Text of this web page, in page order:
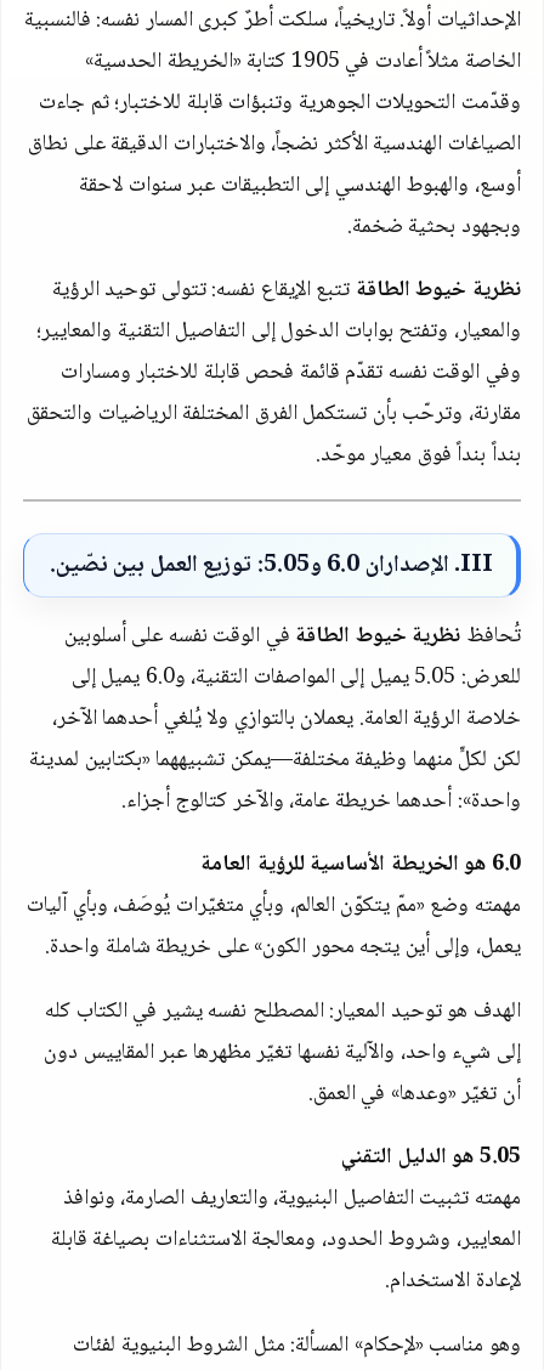
الإحداثيات أولاً. تاريخياً، سلكت أطرٌ كبرى المسار نفسه: فالنسبية
الخاصة مثلاً أعادت في 1905 كتابة «الخريطة الحدسية»
وقدّمت التحويلات الجوهرية وتنبؤات قابلة للاختبار؛ ثم جاءت
الصياغات الهندسية الأكثر نضجاً، والاختبارات الدقيقة على نطاق
أوسع، والهبوط الهندسي إلى التطبيقات عبر سنوات لاحقة
وبجهود بحثية ضخمة.
نظرية خيوط الطاقة تتبع الإيقاع نفسه: تتولى توحيد الرؤية
والمعيار، وتفتح بوابات الدخول إلى التفاصيل التقنية والمعايير؛
وفي الوقت نفسه تقدّم قائمة فحص قابلة للاختبار ومسارات
مقارنة، وترحّب بأن تستكمل الفرق المختلفة الرياضيات والتحقق
بنداً بنداً فوق معيار موحّد.
III. الإصداران6.0و5.05: توزيع العمل بين نصّين.
تُحافظ نظرية خيوط الطاقة في الوقت نفسه على أسلوبين
للعرض: 5.05يميل إلى المواصفات التقنية، و6.0 يميل إلى
خلاصة الرؤية العامة. يعملان بالتوازي ولا يُلغي أحدهما الآخر،
لكن لكلٍّ منهما وظيفة مختلفة—يمكن تشبيههما «بكتابين لمدينة
واحدة»: أحدهما خريطة عامة، والآخر كتالوج أجزاء.
6.0 هو الخريطة الأساسية للرؤية العامة
مهمته وضع «ممّ يتكوّن العالم، وبأي متغيّرات يُوصَف، وبأي آليات
يعمل، وإلى أين يتجه محور الكون» على خريطة شاملة واحدة.
الهدف هو توحيد المعيار: المصطلح نفسه يشير في الكتاب كله
إلى شيء واحد، والآلية نفسها تغيّر مظهرها عبر المقاييس دون
أن تغيّر «وعدها» في العمق.
5.05هو الدليل التقني
مهمته تثبيت التفاصيل البنيوية، والتعاريف الصارمة، ونوافذ
المعايير، وشروط الحدود، ومعالجة الاستثناءات بصياغة قابلة
لإعادة الاستخدام.
وهو مناسب «لإحكام» المسألة: مثل الشروط البنيوية لفئات